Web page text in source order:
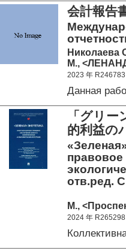
会計報告
Николаева
М.,
2023 年 R246783
Данная
「グリ
的利益の
правовое
отв.ред.
М.,
2024 年 R265298